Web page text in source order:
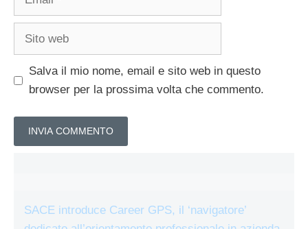
Sito
Salva il mio nome, email e sito web in questo
browser per la prossima volta che commento.
SACE introduce Career GPS, il ‘navigatore’